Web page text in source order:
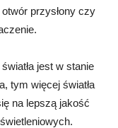
przysłony czy
jest w stanie
tym więcej światła
na lepszą jakość